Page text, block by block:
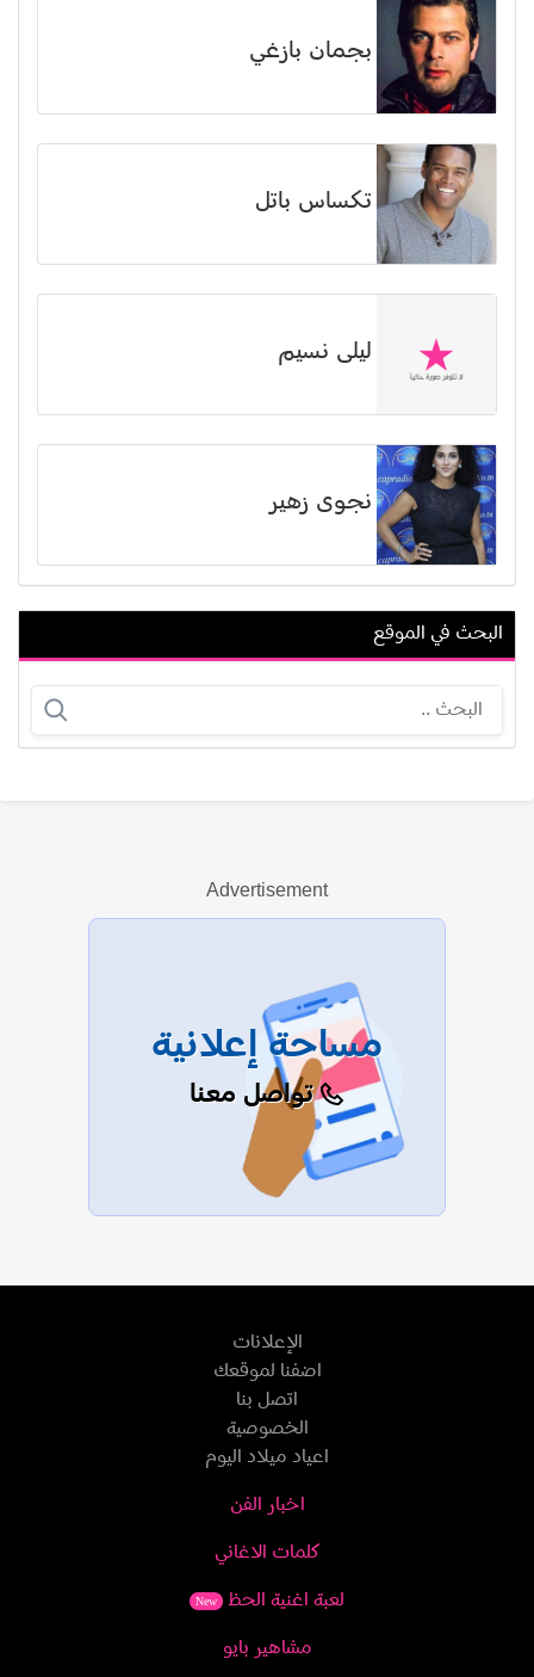
بجمان بازغي
تكساس باتل
ليلى نسيم
نجوى زهير
سهام أبو العز
عرض الكل
البحث في الموقع
Advertisement
مساحة إعلانية
تواصل معنا
الإعلانات
اضفنا لموقعك
اتصل بنا
الخصوصية
اعياد ميلاد اليوم
اخبار الفن
كلمات الاغاني
لعبة اغنية الحظ New
مشاهير بايو